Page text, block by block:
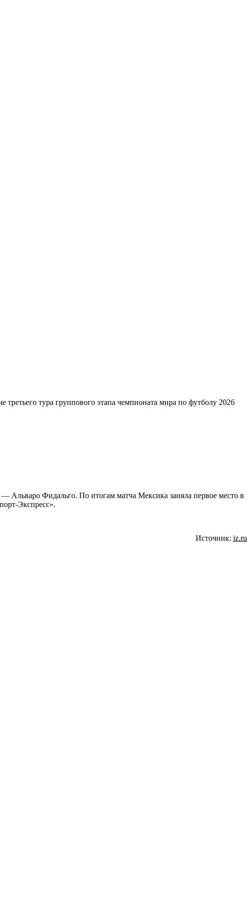
тура группового этапа чемпионата мира по футболу 2026
Фидальго. По итогам матча Мексика заняла первое место в
Экспресс».
Источник: iz.ru